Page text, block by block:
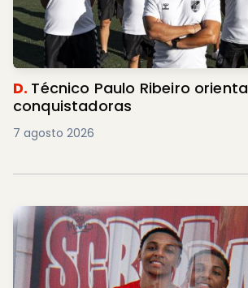
D. Técnico Paulo Ribeiro orienta
conquistadoras
7 agosto 2026